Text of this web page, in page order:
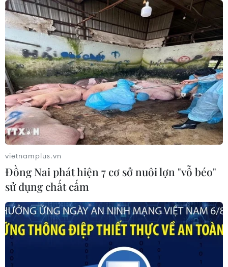
vietnamplus.vn
Đồng Nai phát hiện 7 cơ sở nuôi lợn "vỗ béo"
sử dụng chất cấm